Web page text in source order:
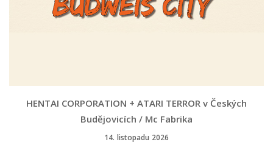
HENTAI CORPORATION + ATARI TERROR v Českých
Budějovicích / Mc Fabrika
14. listopadu 2026